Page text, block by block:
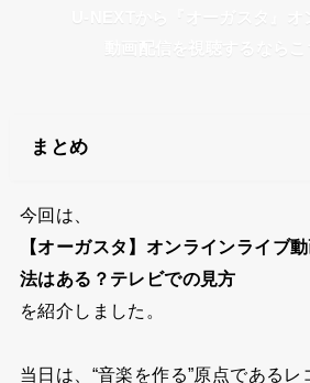
U-NEXTから『オーガスタ』オ
動画配信を視聴するならこ
まとめ
今回は、
【オーガスタ】オンラインライブ
法はある？テレビでの見方
を紹介しました。
当日は、“音楽を作る”原点である